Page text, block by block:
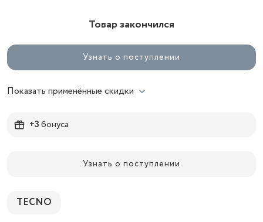
Товар закончился
Узнать о поступлении
Показать применённые скидки
+3бонуса
Узнать о поступлении
TECNO